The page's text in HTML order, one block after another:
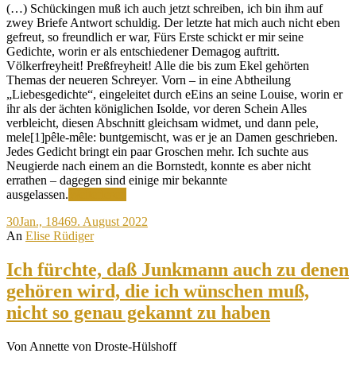
(…) Schückingen muß ich auch jetzt schreiben, ich bin ihm auf
zwey Briefe Antwort schuldig. Der letzte hat mich auch nicht eben
gefreut, so freundlich er war, Fürs Erste schickt er mir seine
Gedichte, worin er als entschiedener Demagog auftritt.
Völkerfreyheit! Preßfreyheit! Alle die bis zum Ekel gehörten
Themas der neueren Schreyer. Vorn – in eine Abtheilung
„Liebesgedichte“, eingeleitet durch eEins an seine Louise, worin er
ihr als der ächten königlichen Isolde, vor deren Schein Alles
verbleicht, diesen Abschnitt gleichsam widmet, und dann pele,
mele[1]pêle-mêle: buntgemischt, was er je an Damen geschrieben.
Jedes Gedicht bringt ein paar Groschen mehr. Ich suchte aus
Neugierde nach einem an die Bornstedt, konnte es aber nicht
errathen – dagegen sind einige mir bekannte
ausgelassen.
Bis
gehört!
30Jan., 18469. August 2022
An Elise Rüdiger
Ich fürchte, daß Junkmann auch zu denen
gehören wird, die ich wünschen muß,
nicht so genau gekannt zu haben
Von Annette von Droste-Hülshoff